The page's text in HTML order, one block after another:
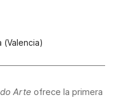
(Valencia)
Arte ofrece la primera